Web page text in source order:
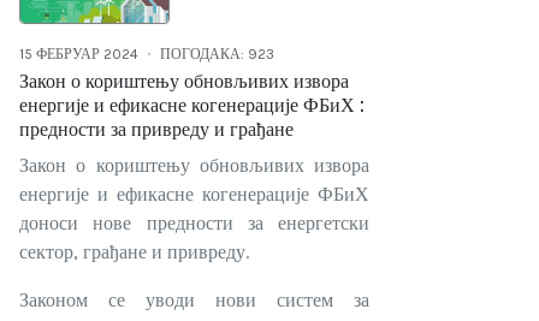
15 ФЕБРУАР 2024 ПОГОДАКА: 923
Закон о кориштењу обновљивих извора
енергије и ефикасне когенерације ФБиХ :
предности за привреду и грађане
Закон о кориштењу обновљивих извора
енергије и ефикасне когенерације ФБиХ
доноси нове предности за енергетски
сектор, грађане и привреду.
Законом се уводи нови систем за